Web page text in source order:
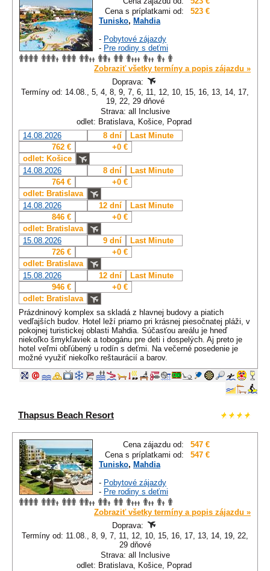
Cena s príplatkami od:
523 €
Tunisko, Mahdia
- Pobytové zájazdy
- Pre rodiny s deťmi
Zobraziť všetky termíny a popis zájazdu »
Doprava:
Termíny od: 14.08., 5, 4, 8, 9, 7, 6, 11, 12, 10, 15, 16, 13, 14, 17,
19, 22, 29 dňové
Strava: all Inclusive
odlet: Bratislava, Košice, Poprad
14.08.2026
8 dní
Last Minute
762 €
+0 €
odlet: Košice
14.08.2026
8 dní
Last Minute
764 €
+0 €
odlet: Bratislava
14.08.2026
12 dní
Last Minute
846 €
+0 €
odlet: Bratislava
15.08.2026
9 dní
Last Minute
726 €
+0 €
odlet: Bratislava
15.08.2026
12 dní
Last Minute
946 €
+0 €
odlet: Bratislava
Prázdninový komplex sa skladá z hlavnej budovy a piatich
vedľajších budov. Hotel leží priamo pri krásnej piesočnatej pláži, v
pokojnej turistickej oblasti Mahdia. Súčasťou areálu je hneď
niekoľko šmykľaviek a tobogánu pre deti i dospelých. Aj preto je
hotel veľmi obľúbený u rodín s deťmi. Na večerné posedenie je
možné využiť niekoľko reštaurácií a barov.
Thapsus Beach Resort
Cena zájazdu od:
547 €
Cena s príplatkami od:
547 €
Tunisko, Mahdia
- Pobytové zájazdy
- Pre rodiny s deťmi
Zobraziť všetky termíny a popis zájazdu »
Doprava:
Termíny od: 11.08., 8, 9, 7, 11, 12, 10, 15, 16, 17, 13, 14, 19, 22,
29 dňové
Strava: all Inclusive
odlet: Bratislava, Košice, Poprad